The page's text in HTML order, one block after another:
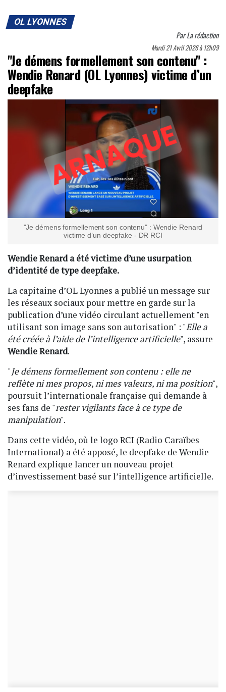
OL LYONNES
ParLa rédaction
Mardi 21 Avril 2026 à 12h09
"Je démens formellement son contenu" :
Wendie Renard (OL Lyonnes) victime d’un
deepfake
"Je démens formellement son contenu" : Wendie Renard
victime d’un deepfake - DR RCI
Wendie Renard a été victime d’une usurpation
d’identité de type deepfake.
La capitaine d’OL Lyonnes a publié un message sur
les réseaux sociaux pour mettre en garde sur la
publication d’une vidéo circulant actuellement "en
utilisant son image sans son autorisation" : "Elle a
été créée à l’aide de l’intelligence artificielle", assure
Wendie Renard.
"Je démens formellement son contenu : elle ne
reflète ni mes propos, ni mes valeurs, ni ma position",
poursuit l’internationale française qui demande à
ses fans de "rester vigilants face à ce type de
manipulation".
Dans cette vidéo, où le logo RCI (Radio Caraïbes
International) a été apposé, le deepfake de Wendie
Renard explique lancer un nouveau projet
d’investissement basé sur l’intelligence artificielle.